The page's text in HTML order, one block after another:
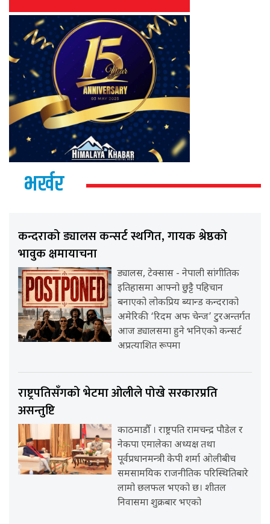
भर्खर
कन्दराको ड्यालस कन्सर्ट स्थगित, गायक श्रेष्ठको
भावुक क्षमायाचना
ड्यालस, टेक्सास - नेपाली सांगीतिक
इतिहासमा आफ्नो छुट्टै पहिचान
बनाएको लोकप्रिय ब्यान्ड कन्दराको
अमेरिकी ‘रिदम अफ चेन्ज’ टुरअन्तर्गत
आज ड्यालसमा हुने भनिएको कन्सर्ट
अप्रत्याशित रूपमा
राष्ट्रपतिसँगको भेटमा ओलीले पोखे सरकारप्रति
असन्तुष्टि
काठमाडौँ । राष्ट्रपति रामचन्द्र पौडेल र
नेकपा एमालेका अध्यक्ष तथा
पूर्वप्रधानमन्त्री केपी शर्मा ओलीबीच
समसामयिक राजनीतिक परिस्थितिबारे
लामो छलफल भएको छ। शीतल
निवासमा शुक्रबार भएको